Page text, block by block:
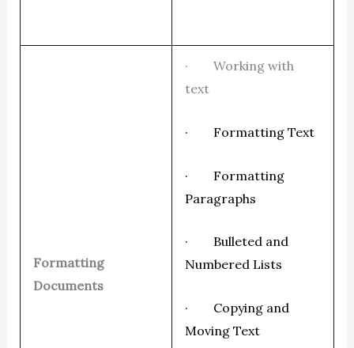
Formatting
Documents
· Working with
text
· Formatting Text
· Formatting
Paragraphs
· Bulleted and
Numbered Lists
· Copying and
Moving Text